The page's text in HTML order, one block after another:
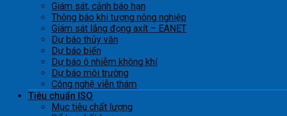
Giám sát, cảnh báo hạn
Thông báo khí tượng nông nghiệp
Giám sát lắng đọng axít – EANET
Dự báo thủy văn
Dự báo biển
Dự báo ô nhiễm không khí
Dự báo môi trường
Công nghệ viễn thám
Tiêu chuẩn ISO
Mục tiêu chất lượng